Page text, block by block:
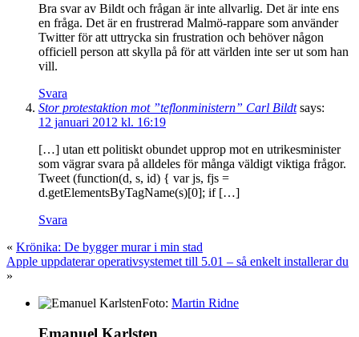
Bra svar av Bildt och frågan är inte allvarlig. Det är inte ens
en fråga. Det är en frustrerad Malmö-rappare som använder
Twitter för att uttrycka sin frustration och behöver någon
officiell person att skylla på för att världen inte ser ut som han
vill.
Svara
Stor protestaktion mot ”teflonministern” Carl Bildt says:
12 januari 2012 kl. 16:19
[…] utan ett politiskt obundet upprop mot en utrikesminister
som vägrar svara på alldeles för många väldigt viktiga frågor.
Tweet (function(d, s, id) { var js, fjs =
d.getElementsByTagName(s)[0]; if […]
Svara
« Krönika: De bygger murar i min stad
Apple uppdaterar operativsystemet till 5.01 – så enkelt installerar du
»
Foto: Martin Ridne